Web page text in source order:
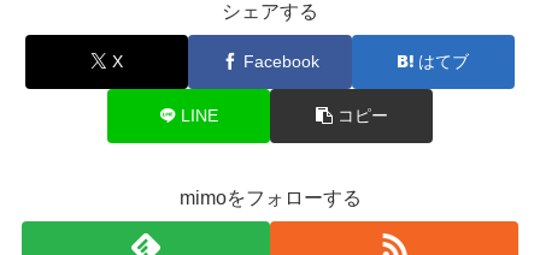
シェアする
X Facebook はてブ
LINE コピー
mimoをフォローする